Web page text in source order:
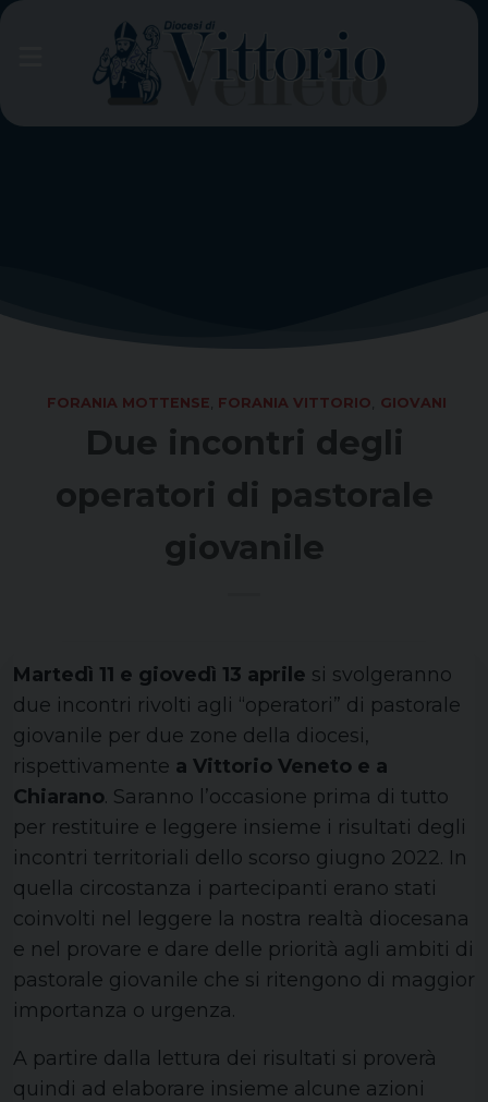
Skip
FORANIA MOTTENSE FORANIA VITTORIO GIOVANI
Due incontri degli
operatori di pastorale
giovanile
Martedì 11 e giovedì 13 aprile si svolgeranno
due incontri rivolti agli “operatori” di pastorale
giovanile per due zone della diocesi,
rispettivamente a Vittorio Veneto e a
Chiarano. Saranno l’occasione prima di tutto
per restituire e leggere insieme i risultati degli
incontri territoriali dello scorso giugno 2022. In
quella circostanza i partecipanti erano stati
coinvolti nel leggere la nostra realtà diocesana
e nel provare e dare delle priorità agli ambiti di
pastorale giovanile che si ritengono di maggior
importanza o urgenza.
A partire dalla lettura dei risultati si proverà
quindi ad elaborare insieme alcune azioni